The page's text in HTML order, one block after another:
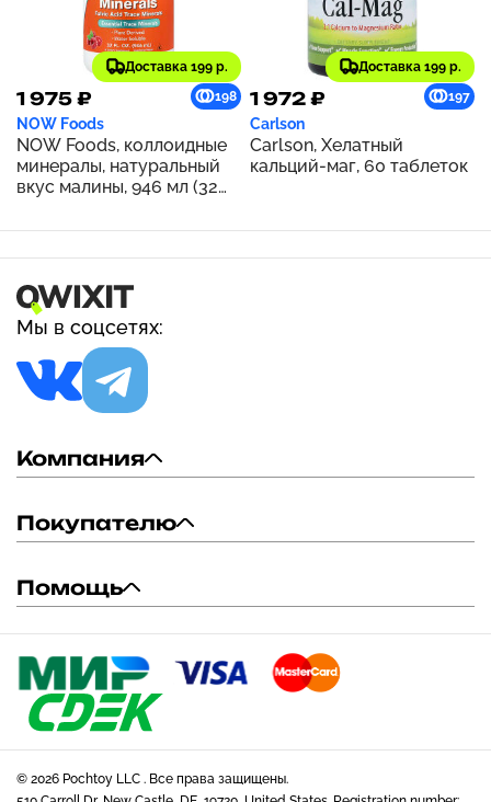
Доставка 199 р.
1 975 ₽ 198
NOW Foods
NOW Foods, коллоидные
минералы, натуральный
вкус малины, 946 мл (32
Доставка 199 р.
1 972 ₽ 197
Carlson
Carlson, Хелатный
кальций-маг, 60 таблеток
Мы в соцсетях:
Компания
Покупателю
Помощь
© 2026 Pochtoy LLC . Все права защищены.